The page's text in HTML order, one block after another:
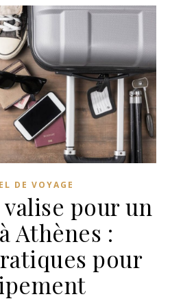
DE VOYAGE
pour un
Athènes :
pour